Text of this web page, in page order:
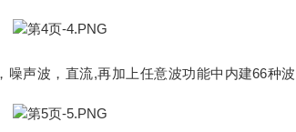
声波，直流,再加上任意波功能中内建66种